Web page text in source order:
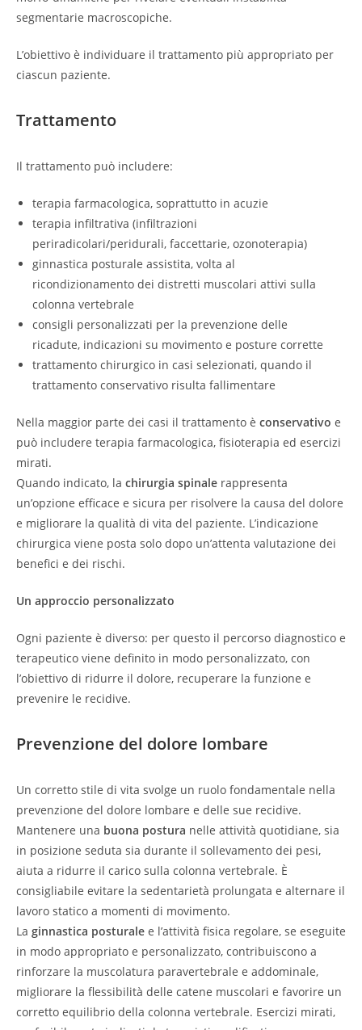
segmentarie macroscopiche.
L’obiettivo è individuare il trattamento più appropriato per
ciascun paziente.
Trattamento
Il trattamento può includere:
terapia farmacologica, soprattutto in acuzie
terapia infiltrativa (infiltrazioni
periradicolari/peridurali, faccettarie, ozonoterapia)
ginnastica posturale assistita, volta al
ricondizionamento dei distretti muscolari attivi sulla
colonna vertebrale
consigli personalizzati per la prevenzione delle
ricadute, indicazioni su movimento e posture corrette
trattamento chirurgico in casi selezionati, quando il
trattamento conservativo risulta fallimentare
Nella maggior parte dei casi il trattamento è conservativo e
può includere terapia farmacologica, fisioterapia ed esercizi
mirati.
Quando indicato, la chirurgia spinale rappresenta
un’opzione efficace e sicura per risolvere la causa del dolore
e migliorare la qualità di vita del paziente. L’indicazione
chirurgica viene posta solo dopo un’attenta valutazione dei
benefici e dei rischi.
Un approccio personalizzato
Ogni paziente è diverso: per questo il percorso diagnostico e
terapeutico viene definito in modo personalizzato, con
l’obiettivo di ridurre il dolore, recuperare la funzione e
prevenire le recidive.
Prevenzione del dolore lombare
Un corretto stile di vita svolge un ruolo fondamentale nella
prevenzione del dolore lombare e delle sue recidive.
Mantenere una buona postura nelle attività quotidiane, sia
in posizione seduta sia durante il sollevamento dei pesi,
aiuta a ridurre il carico sulla colonna vertebrale. È
consigliabile evitare la sedentarietà prolungata e alternare il
lavoro statico a momenti di movimento.
La ginnastica posturale e l’attività fisica regolare, se eseguite
in modo appropriato e personalizzato, contribuiscono a
rinforzare la muscolatura paravertebrale e addominale,
migliorare la flessibilità delle catene muscolari e favorire un
corretto equilibrio della colonna vertebrale. Esercizi mirati,